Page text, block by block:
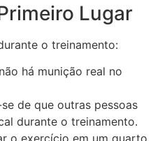
Lugar
o treinamento:
há munição real no
de que outras pessoas
durante o treinamento.